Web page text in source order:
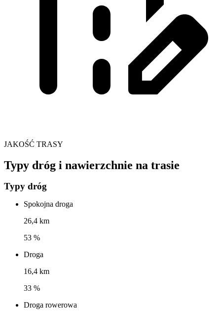
JAKOŚĆ TRASY
Typy dróg i nawierzchnie na trasie
Typy dróg
Spokojna droga
26,4 km
53 %
Droga
16,4 km
33 %
Droga rowerowa